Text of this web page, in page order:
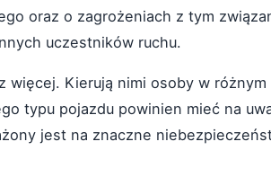
oraz o zagrożeniach z tym
uczestników ruchu.
więcej. Kierują nimi osoby w
typu pojazdu powinien mieć na
jest na znaczne